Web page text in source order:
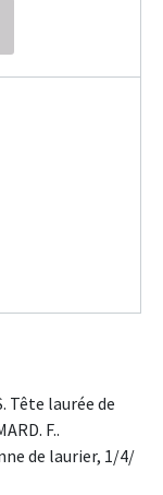
Tête laurée de
F..
de laurier, 1/4/